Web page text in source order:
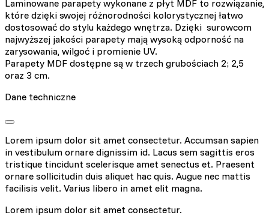
Laminowane parapety wykonane z płyt MDF to rozwiązanie,
które dzięki swojej różnorodności kolorystycznej łatwo
dostosować do stylu każdego wnętrza. Dzięki surowcom
najwyższej jakości parapety mają wysoką odporność na
zarysowania, wilgoć i promienie UV.
Parapety MDF dostępne są w trzech grubościach 2; 2,5
oraz 3 cm.
Dane techniczne
Lorem ipsum dolor sit amet consectetur. Accumsan sapien
in vestibulum ornare dignissim id. Lacus sem sagittis eros
tristique tincidunt scelerisque amet senectus et. Praesent
ornare sollicitudin duis aliquet hac quis. Augue nec mattis
facilisis velit. Varius libero in amet elit magna.
Lorem ipsum dolor sit amet consectetur.